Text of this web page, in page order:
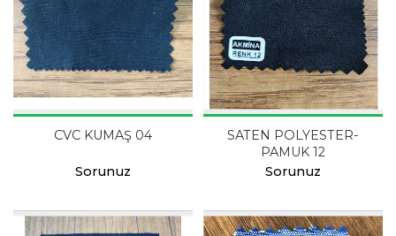
CVC KUMAŞ 04
Sorunuz
SATEN POLYESTER-
PAMUK 12
Sorunuz